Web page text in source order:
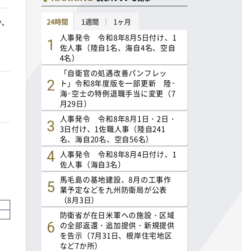
24時間 1週間 1ヶ月
人事発令 令和8年8月5日付け、1
佐人事（陸自1名、海自4名、空自
4名）
「自衛官の処遇改善パンフレッ
ト」令和8年度版を一部更新 陸･
海･空士の特例退職手当に変更（7
月29日）
人事発令 令和8年8月1日・2日・
3日付け、1佐職人事（陸自241
名、海自20名、空自56名）
人事発令 令和8年8月4日付け、1
佐人事（海自3名）
馬毛島の基地建設、8月の工事作
業予定などを九州防衛局が公表
（8月3日）
防衛省が在日米軍への施設・区域
の全部返還・追加提供・新規提供
を告示（7月31日、根岸住宅地区
など7か所）